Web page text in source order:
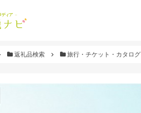
返礼品検索 旅行・チケット・カタログ